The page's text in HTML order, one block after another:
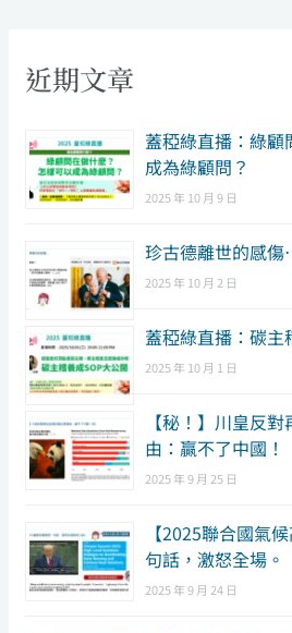
近期文章
蓋稏綠直播：綠
成為綠顧問？
2025 年 10 月 9 日
珍古德離世的感
2025 年 10 月 2 日
蓋稏綠直播：碳主
2025 年 10 月 1 日
【秘！】川皇反
由：贏不了中國！
2025 年 9 月 25 日
【2025聯合國氣
句話，激怒全場。
2025 年 9 月 24 日